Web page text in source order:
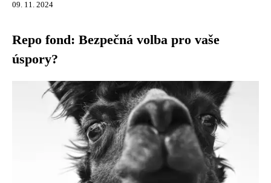
09. 11. 2024
Repo fond: Bezpečná volba pro vaše
úspory?